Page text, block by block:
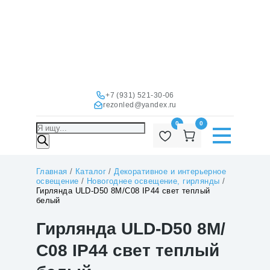
+7 (931) 521-30-06
rezonled@yandex.ru
Поиск
товаров
0 0
Главная / Каталог/Декоративное и интерьерное
освещение / Новогоднее освещение, гирлянды /
Гирлянда ULD-D50 8M/С08 IP44 свет теплый
белый
Гирлянда ULD-D50 8M/
С08 IP44 свет теплый